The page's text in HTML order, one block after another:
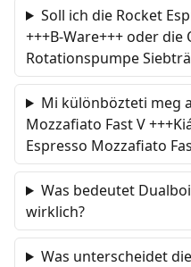
Soll ich die Rocket
+++B-Ware+++ oder
Rotationspumpe
Mi különbözteti meg
Mozzafiato Fast V
Espresso Mozzafiato
Was bedeutet
wirklich?
Was unterscheidet